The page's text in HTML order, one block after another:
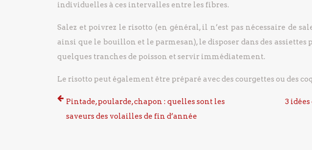
individuelles à ces intervalles entre les fibres.
Salez et poivrez le risotto (en général, il n’est pas nécessaire de
ainsi que le bouillon et le parmesan), le disposer dans des assiettes
quelques tranches de poisson et servir immédiatement.
Le risotto peut également être préparé avec des courgettes ou des
Pintade, poularde, chapon : quelles sont les
saveurs des volailles de fin d’année
3